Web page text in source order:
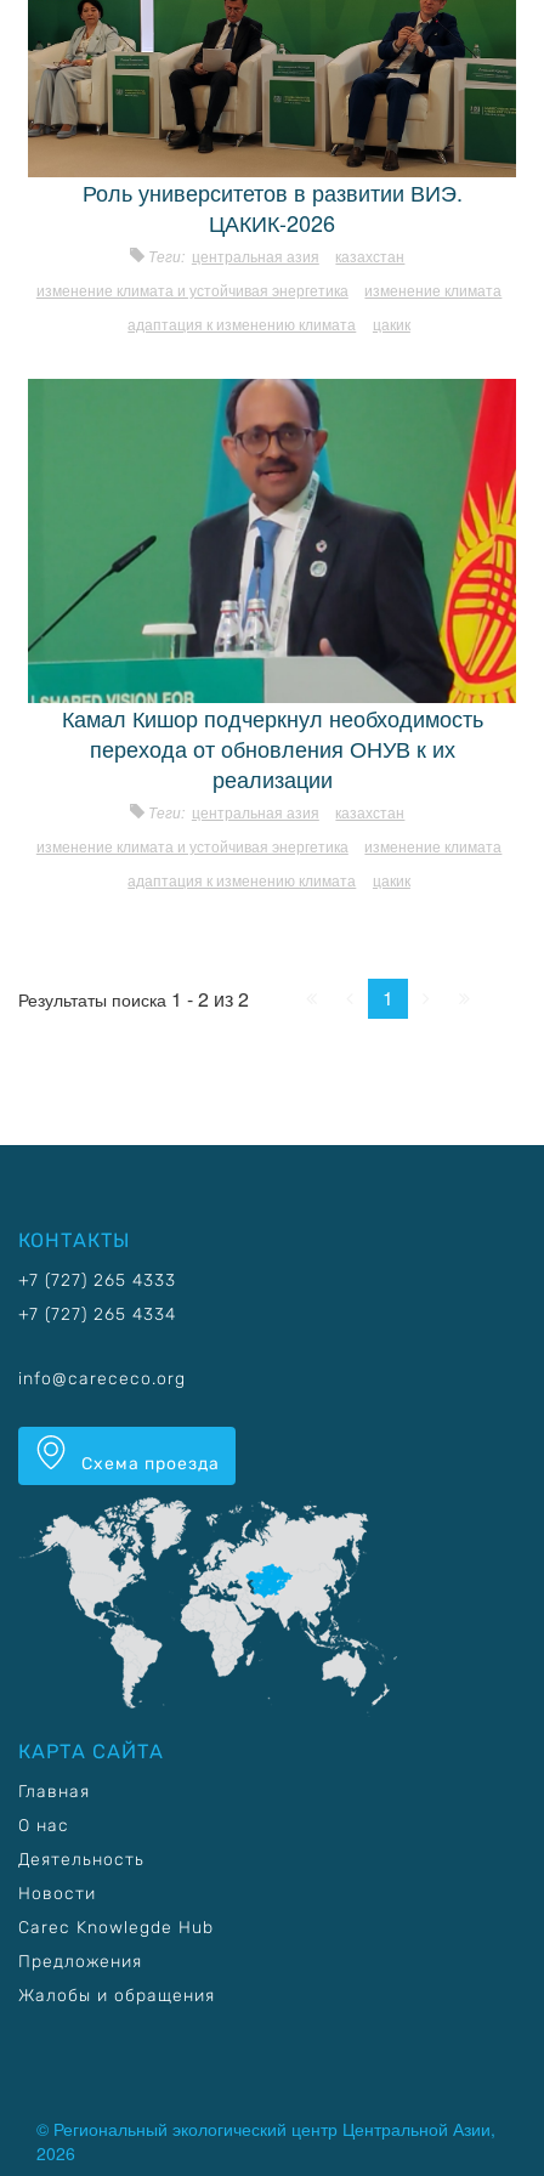
Роль университетов в развитии ВИЭ.
ЦАКИК-2026
Теги: центральная азия
казахстан
изменение климата и устойчивая энергетика
изменение климата
адаптация к изменению климата
цакик
Камал Кишор подчеркнул необходимость
перехода от обновления ОНУВ к их
реализации
Теги: центральная азия
казахстан
изменение климата и устойчивая энергетика
изменение климата
адаптация к изменению климата
цакик
Результаты поиска 1 - 2 из 2 Пред.
1
КОНТАКТЫ
+7 (727) 265 4333
+7 (727) 265 4334
info@carececo.org
Схема проезда
КАРТА САЙТА
Главная
О нас
Деятельность
Новости
Carec Knowlegde Hub
Предложения
Жалобы и обращения
© Региональный экологический центр Центральной Азии,
2026